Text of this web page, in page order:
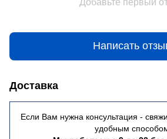
Написать
Доставка
Если Вам нужна консультация -
удобным